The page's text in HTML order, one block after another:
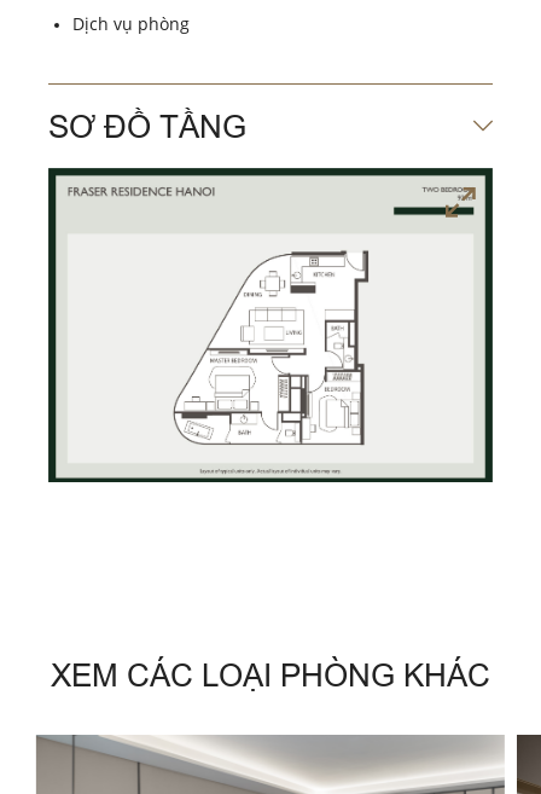
Dịch vụ phòng
SƠ ĐỒ TẦNG
XEM CÁC LOẠI PHÒNG KHÁC